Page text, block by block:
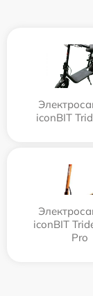
iconBIT
iconBIT
Pro